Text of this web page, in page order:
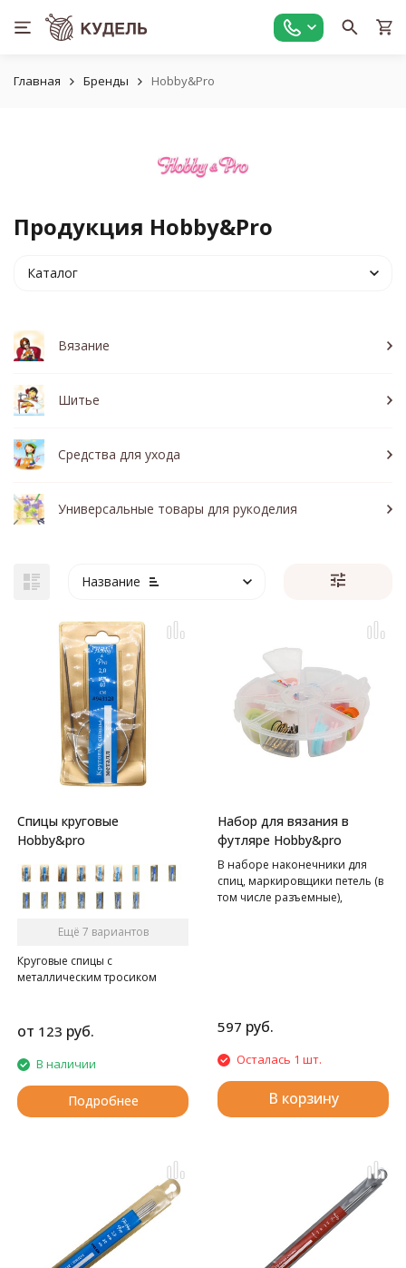
Главная Бренды Hobby&Pro
Продукция Hobby&Pro
Каталог
Вязание
Шитье
Средства для ухода
Универсальные товары для рукоделия
Название
Спицы круговые
Hobby&pro
Ещё 7 вариантов
Круговые спицы с
металлическим тросиком
от 123 руб.
В наличии
Подробнее
Набор для вязания в
футляре Hobby&pro
В наборе наконечники для
спиц, маркировщики петель (в
том числе разъемные),
597 руб.
Осталась 1 шт.
В корзину